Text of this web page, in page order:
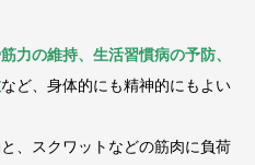
力の維持、生活習慣病の予防、
など、身体的にも精神的にもよい
、スクワットなどの筋肉に負荷